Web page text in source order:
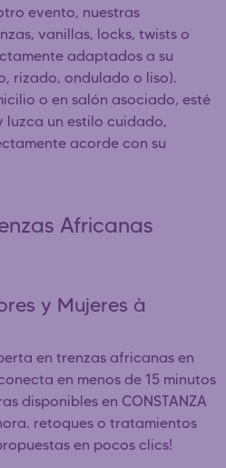
evento, nuestras
vanillas, locks, twists o
adaptados a su
rizado, ondulado o liso).
o en salón asociado, esté
luzca un estilo cuidado,
acorde con su
Africanas
y Mujeres à
en trenzas africanas en
en menos de 15 minutos
disponibles en CONSTANZA
retoques o tratamientos
en pocos clics!